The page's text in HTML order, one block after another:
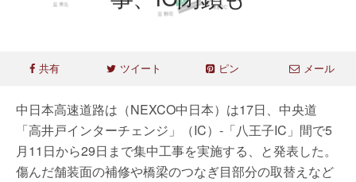
共有 ツイート ピン メール
中日本高速道路は（NEXCO中日本）は17日、中央道
「高井戸インターチェンジ」（IC）-「八王子IC」間で5
月11日から29日まで集中工事を実施する、と発表した。
傷んだ舗装面の補修や橋梁のつなぎ目部分の取替えなど